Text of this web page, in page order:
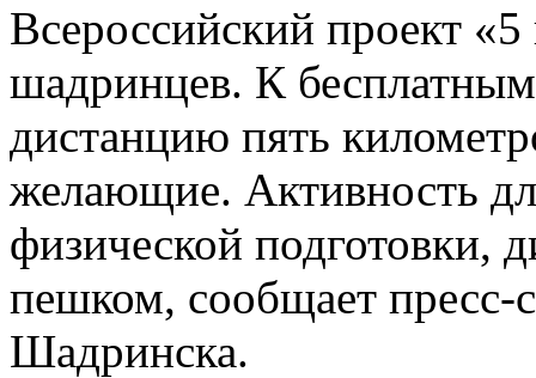
Всероссийский проект «5
шадринцев. К
дистанцию пять
желающие. Активность
физической подготовки,
пешком, сообщает
Шадринска.